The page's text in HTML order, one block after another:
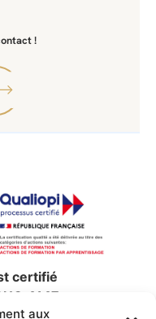
aux
!
certifié
4147
.